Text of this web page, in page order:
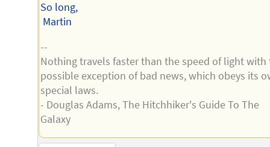
So long,
Martin
--
Nothing travels faster than the speed of light with
possible exception of bad news, which obeys its
special laws.
- Douglas Adams, The Hitchhiker's Guide To The
Galaxy